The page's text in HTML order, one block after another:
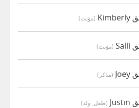
(مؤنث)
(مؤنث)
(مذكر)
(طفل, ولد)